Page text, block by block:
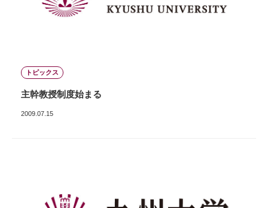
トピックス
主幹教授制度始まる
2009.07.15